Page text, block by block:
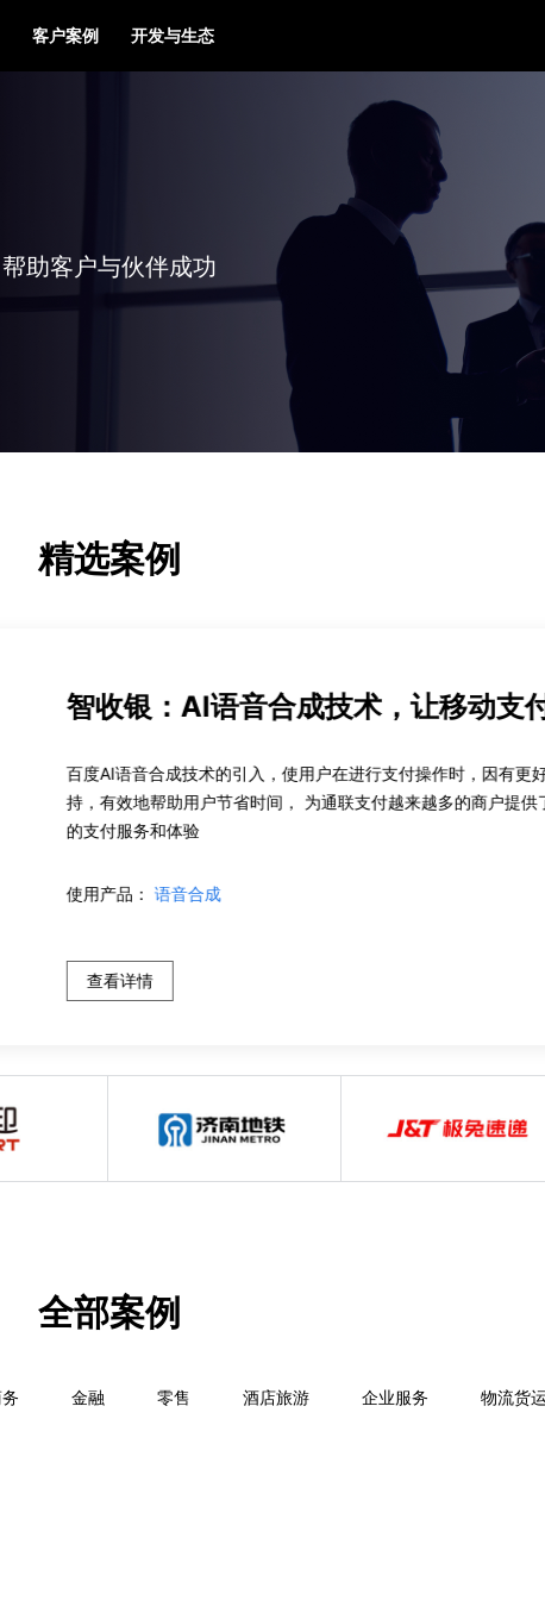
客户案例 开发与生态
助客户与伙伴成功
精选案例
OCR 助力机票购买更便捷
误填购票信息的旅客仅需上传身份证照片，即可进行
可自助修正错误信息，确保出行。取代人工服务，处
使用产品：
全部案例
金融 零售 酒店旅游 企业服务 物流货运